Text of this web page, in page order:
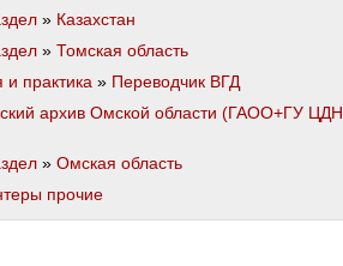
» Казахстан
» Томская область
и практика » Переводчик ВГД
архив Омской области (ГАОО+ГУ ЦДН
» Омская область
прочие